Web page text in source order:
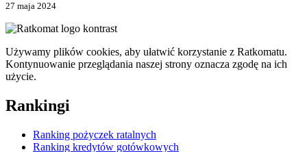
27 maja 2024
Używamy plików cookies, aby ułatwić korzystanie z Ratkomatu.
Kontynuowanie przeglądania naszej strony oznacza zgodę na ich
użycie.
Rankingi
Ranking pożyczek ratalnych
Ranking kredytów gotówkowych